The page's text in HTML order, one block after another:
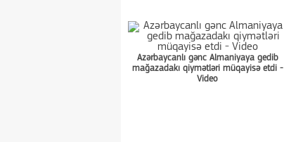
Azərbaycanlı gənc Almaniyaya gedib
mağazadakı qiymətləri müqayisə etdi -
Video